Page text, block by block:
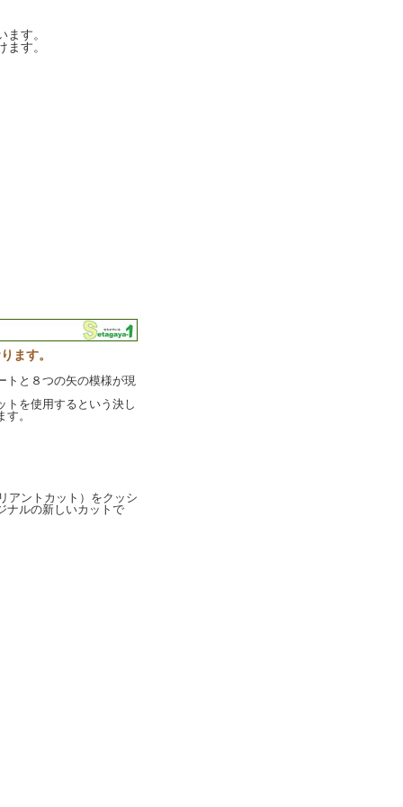
す。
す。
ます。
トと８つの矢の模様が現
トを使用するという決し
。
アントカット）をクッシ
ナルの新しいカットで